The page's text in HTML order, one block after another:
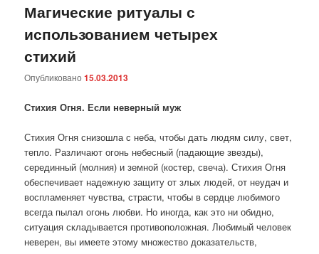
Магические ритуалы с
использованием четырех
стихий
Опубликовано15.03.2013
Стихия Огня. Если неверный муж
Стихия Огня снизошла с неба, чтобы дать людям силу, свет,
тепло. Различают огонь небесный (падающие звезды),
серединный (молния) и земной (костер, свеча). Стихия Огня
обеспечивает надежную защиту от злых людей, от неудач и
воспламеняет чувства, страсти, чтобы в сердце любимого
всегда пылал огонь любви. Но иногда, как это ни обидно,
ситуация складывается противоположная. Любимый человек
неверен, вы имеете этому множество доказательств,